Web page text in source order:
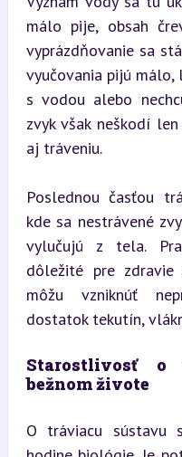
málo pije, obsah
vyprázdňovanie sa
vyučovania pijú
s vodou alebo
zvyk však neškodí
aj tráveniu.
Poslednou časťou
kde sa nestrávené
vylučujú z tela.
dôležité pre
môžu vzniknúť
dostatok tekutín,
Starostlivosť
bežnom živote
O tráviacu sústavu